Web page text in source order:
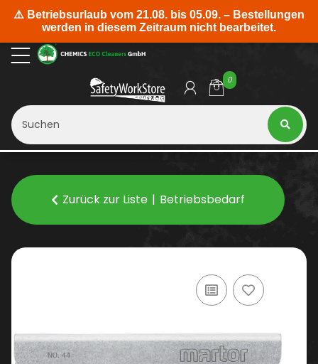
0
Zurück zur Liste Betriebsbedarf